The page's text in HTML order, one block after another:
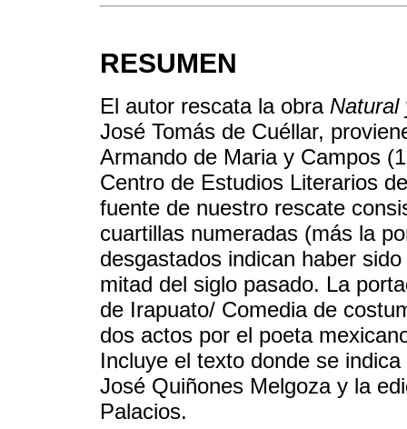
RESUMEN
El autor rescata la obra Natural
José Tomás de Cuéllar,
Armando de Maria y Campos
Centro de Estudios Literarios
fuente de nuestro rescate
cuartillas numeradas (más la
desgastados indican haber
mitad del siglo pasado. La
de Irapuato/ Comedia de
dos actos por el poeta
Incluye el texto donde se
José Quiñones Melgoza y la
Palacios.